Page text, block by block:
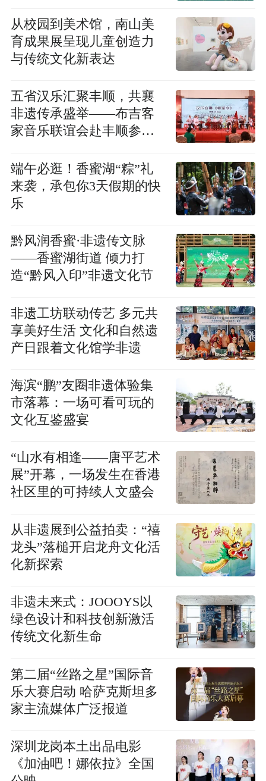
从校园到美术馆，南山美
育成果展呈现儿童创造力
与传统文化新表达
五省汉乐汇聚丰顺，共襄
非遗传承盛举——布吉客
家音乐联谊会赴丰顺参
二十周年庆典”
端午必逛！香蜜湖“粽”礼
来袭，承包你3天假期的快
乐
黔风润香蜜·非遗传文脉
——香蜜湖街道 倾力打
造“黔风入印”非遗文化节
非遗工坊联动传艺 多元共
享美好生活 文化和自然遗
产日跟着文化馆学非遗
海滨“鹏”友圈非遗体验集
市落幕：一场可看可玩的
文化互鉴盛宴
“山水有相逢——唐平艺术
展”开幕，一场发生在香港
社区里的可持续人文盛会
从非遗展到公益拍卖：“禧
龙头”落槌开启龙舟文化活
化新探索
非遗未来式：JOOOYS以
绿色设计和科技创新激活
传统文化新生命
第二届“丝路之星”国际音
乐大赛启动 哈萨克斯坦多
家主流媒体广泛报道
深圳龙岗本土出品电影
《加油吧！娜依拉》全国